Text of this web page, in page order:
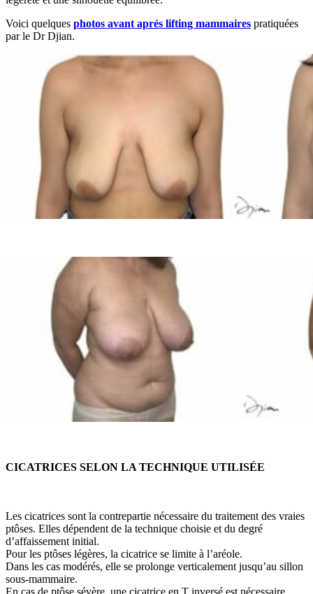
Voici quelques photos avant aprés lifting mammaires pratiquées
par le Dr Djian.
CICATRICES SELON LA TECHNIQUE UTILISÉE
Les cicatrices sont la contrepartie nécessaire du traitement des vraies
ptôses. Elles dépendent de la technique choisie et du degré
d’affaissement initial.
Pour les ptôses légères, la cicatrice se limite à l’aréole.
Dans les cas modérés, elle se prolonge verticalement jusqu’au sillon
sous-mammaire.